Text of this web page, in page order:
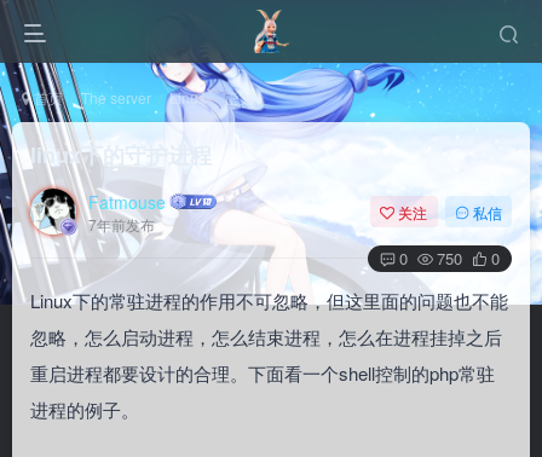
首页 The server Linux 正文
linux下的守护进程
Fatmouse
7年前发布
关注 私信
0 750 0
Linux下的常驻进程的作用不可忽略，但这里面的问题也不能
忽略，怎么启动进程，怎么结束进程，怎么在进程挂掉之后
重启进程都要设计的合理。下面看一个shell控制的php常驻
进程的例子。